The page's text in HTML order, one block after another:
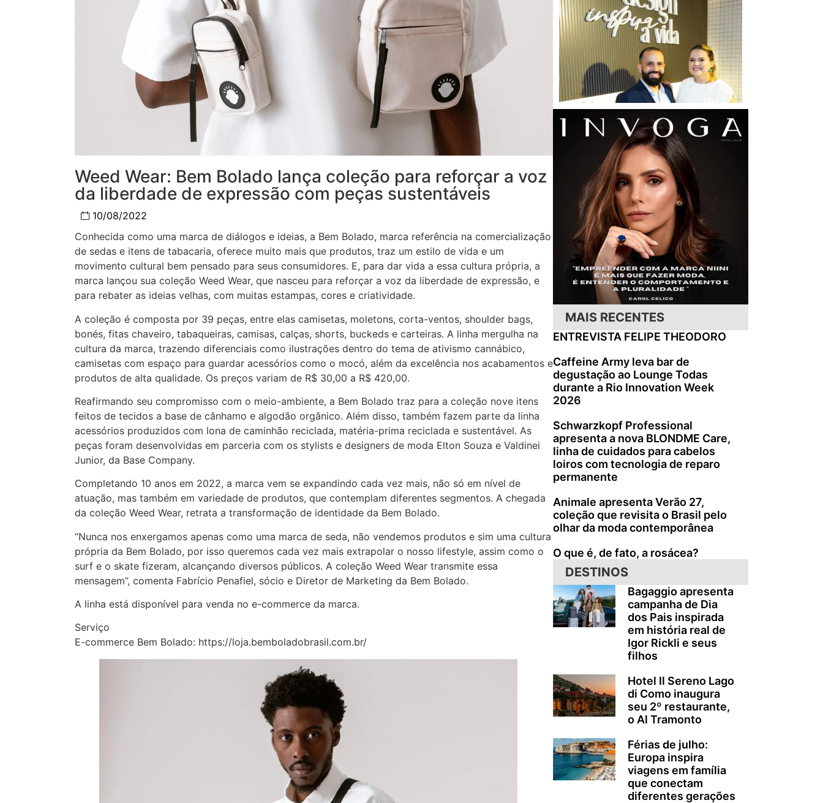
Weed Wear: Bem Bolado lança coleção para reforçar a voz
da liberdade de expressão com peças sustentáveis
10/08/2022
Conhecida como uma marca de diálogos e ideias, a Bem Bolado, marca referência na comercialização
de sedas e itens de tabacaria, oferece muito mais que produtos, traz um estilo de vida e um
movimento cultural bem pensado para seus consumidores. E, para dar vida a essa cultura própria, a
marca lançou sua coleção Weed Wear, que nasceu para reforçar a voz da liberdade de expressão, e
para rebater as ideias velhas, com muitas estampas, cores e criatividade.
A coleção é composta por 39 peças, entre elas camisetas, moletons, corta-ventos, shoulder bags,
bonés, fitas chaveiro, tabaqueiras, camisas, calças, shorts, buckeds e carteiras. A linha mergulha na
cultura da marca, trazendo diferenciais como ilustrações dentro do tema de ativismo cannábico,
camisetas com espaço para guardar acessórios como o mocó, além da excelência nos acabamentos e
produtos de alta qualidade. Os preços variam de R$ 30,00 a R$ 420,00.
Reafirmando seu compromisso com o meio-ambiente, a Bem Bolado traz para a coleção nove itens
feitos de tecidos a base de cânhamo e algodão orgânico. Além disso, também fazem parte da linha
acessórios produzidos com lona de caminhão reciclada, matéria-prima reciclada e sustentável. As
peças foram desenvolvidas em parceria com os stylists e designers de moda Elton Souza e Valdinei
Junior, da Base Company.
Completando 10 anos em 2022, a marca vem se expandindo cada vez mais, não só em nível de
atuação, mas também em variedade de produtos, que contemplam diferentes segmentos. A chegada
da coleção Weed Wear, retrata a transformação de identidade da Bem Bolado.
“Nunca nos enxergamos apenas como uma marca de seda, não vendemos produtos e sim uma cultura
própria da Bem Bolado, por isso queremos cada vez mais extrapolar o nosso lifestyle, assim como o
surf e o skate fizeram, alcançando diversos públicos. A coleção Weed Wear transmite essa
mensagem”, comenta Fabrício Penafiel, sócio e Diretor de Marketing da Bem Bolado.
A linha está disponível para venda no e-commerce da marca.
Serviço
E-commerce Bem Bolado: https://loja.bemboladobrasil.com.br/
MAIS RECENTES
ENTREVISTA FELIPE THEODORO
Caffeine Army leva bar de
degustação ao Lounge Todas
durante a Rio Innovation Week
2026
Schwarzkopf Professional
apresenta a nova BLONDME Care,
linha de cuidados para cabelos
loiros com tecnologia de reparo
permanente
Animale apresenta Verão 27,
coleção que revisita o Brasil pelo
olhar da moda contemporânea
O que é, de fato, a rosácea?
DESTINOS
Bagaggio apresenta
campanha de Dia
dos Pais inspirada
em história real de
Igor Rickli e seus
filhos
Hotel Il Sereno Lago
di Como inaugura
seu 2º restaurante,
o Al Tramonto
Férias de julho:
Europa inspira
viagens em família
que conectam
diferentes gerações